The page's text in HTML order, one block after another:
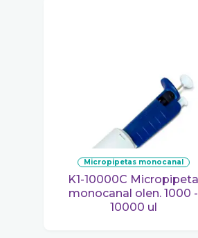
micropipetas monocanal
K1-10000C Micropipeta
monocanal olen. 1000 -
10000 ul